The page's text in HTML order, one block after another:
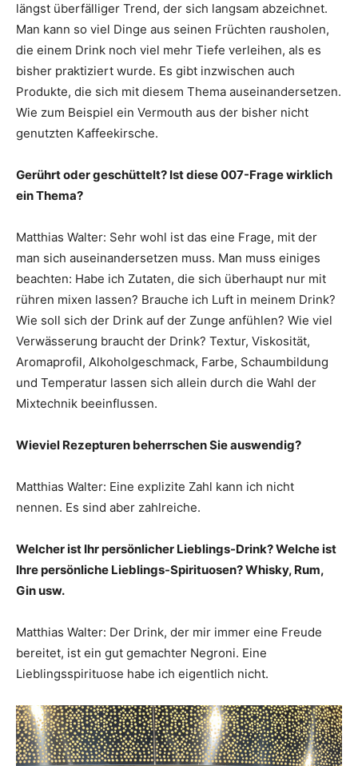
längst überfälliger Trend, der sich langsam abzeichnet.
Man kann so viel Dinge aus seinen Früchten rausholen,
die einem Drink noch viel mehr Tiefe verleihen, als es
bisher praktiziert wurde. Es gibt inzwischen auch
Produkte, die sich mit diesem Thema auseinandersetzen.
Wie zum Beispiel ein Vermouth aus der bisher nicht
genutzten Kaffeekirsche.
Gerührt oder geschüttelt? Ist diese 007-Frage wirklich
ein Thema?
Matthias Walter: Sehr wohl ist das eine Frage, mit der
man sich auseinandersetzen muss. Man muss einiges
beachten: Habe ich Zutaten, die sich überhaupt nur mit
rühren mixen lassen? Brauche ich Luft in meinem Drink?
Wie soll sich der Drink auf der Zunge anfühlen? Wie viel
Verwässerung braucht der Drink? Textur, Viskosität,
Aromaprofil, Alkoholgeschmack, Farbe, Schaumbildung
und Temperatur lassen sich allein durch die Wahl der
Mixtechnik beeinflussen.
Wieviel Rezepturen beherrschen Sie auswendig?
Matthias Walter: Eine explizite Zahl kann ich nicht
nennen. Es sind aber zahlreiche.
Welcher ist Ihr persönlicher Lieblings-Drink? Welche ist
Ihre persönliche Lieblings-Spirituosen? Whisky, Rum,
Gin usw.
Matthias Walter: Der Drink, der mir immer eine Freude
bereitet, ist ein gut gemachter Negroni. Eine
Lieblingsspirituose habe ich eigentlich nicht.